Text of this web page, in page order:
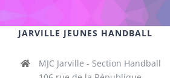
JARVILLE JEUNES HANDBALL
MJC Jarville - Section Handball